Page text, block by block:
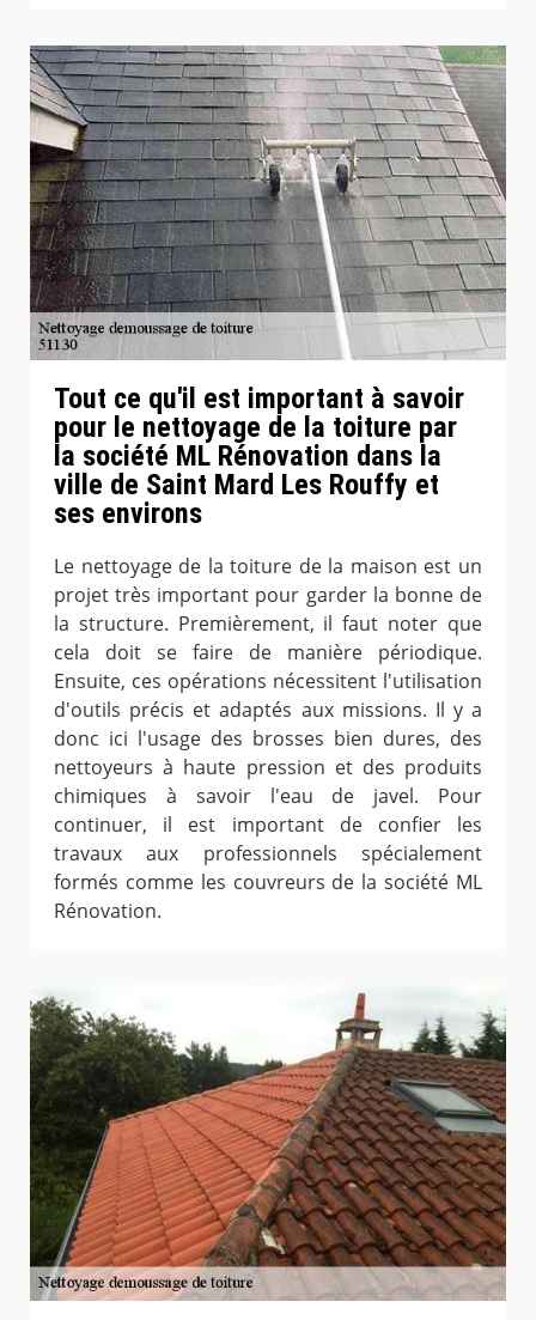
Tout ce qu'il est important à savoir
pour le nettoyage de la toiture par
la société ML Rénovation dans la
ville de Saint Mard Les Rouffy et
ses environs
Le nettoyage de la toiture de la maison est un
projet très important pour garder la bonne de
la structure. Premièrement, il faut noter que
cela doit se faire de manière périodique.
Ensuite, ces opérations nécessitent l'utilisation
d'outils précis et adaptés aux missions. Il y a
donc ici l'usage des brosses bien dures, des
nettoyeurs à haute pression et des produits
chimiques à savoir l'eau de javel. Pour
continuer, il est important de confier les
travaux aux professionnels spécialement
formés comme les couvreurs de la société ML
Rénovation.